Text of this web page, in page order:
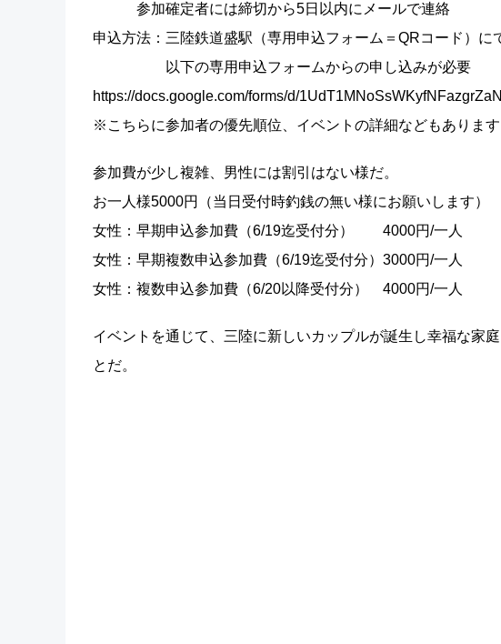
参加確定者には締切から5日以内にメールで連絡
申込方法：三陸鉄道盛駅（専用申込フォーム＝QRコード）に
以下の専用申込フォームからの申し込みが必要
https://docs.google.com/forms/d/
※こちらに参加者の優先順位、イベントの詳細などもあります
参加費が少し複雑、男性には割引はない様だ。
お一人様5000円（当日受付時釣銭の無い様にお願いします）
女性：早期申込参加費（6/19迄受付分） 4000円/一人
女性：早期複数申込参加費（6/19迄受付分）3000円/一人
女性：複数申込参加費（6/20以降受付分） 4000円/一人
イベントを通じて、三陸に新しいカップルが誕生し幸福な家
とだ。